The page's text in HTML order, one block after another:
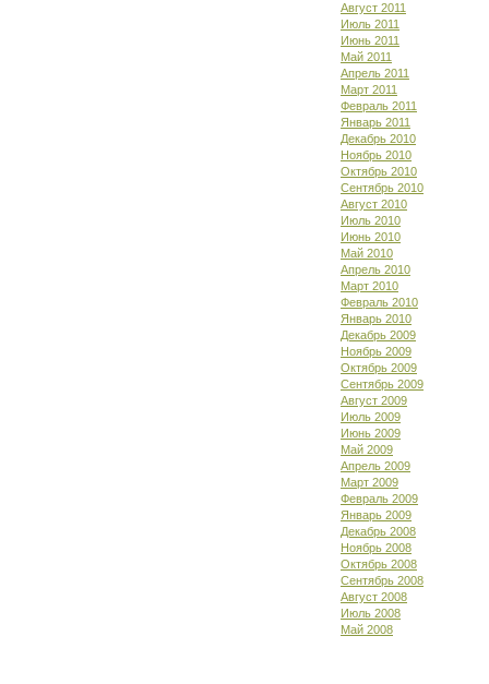
Август 2011
Июль 2011
Июнь 2011
Май 2011
Апрель 2011
Март 2011
Февраль 2011
Январь 2011
Декабрь 2010
Ноябрь 2010
Октябрь 2010
Сентябрь 2010
Август 2010
Июль 2010
Июнь 2010
Май 2010
Апрель 2010
Март 2010
Февраль 2010
Январь 2010
Декабрь 2009
Ноябрь 2009
Октябрь 2009
Сентябрь 2009
Август 2009
Июль 2009
Июнь 2009
Май 2009
Апрель 2009
Март 2009
Февраль 2009
Январь 2009
Декабрь 2008
Ноябрь 2008
Октябрь 2008
Сентябрь 2008
Август 2008
Июль 2008
Май 2008